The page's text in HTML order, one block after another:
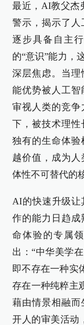
最近，AI教父杰
警示，揭示了人
逐步具备自主
的“意识”能力，
深层焦虑。当理
能优势被人工智
审视人类的竞争
下，被技术理性
独有的生命体验
越价值，成为
体性不可替代的
AI的快速升级让
作的能力日趋成
命体验的专属
出：“中华美学
即不存在一种实
存在一种纯粹主
藉由情景相融而
开人的审美活动